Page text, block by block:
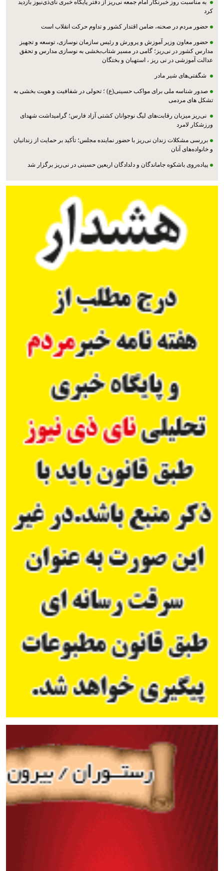
به مناسبت روز خبرنگار امام جمعه نی‌ریز از دفتر پایگاه خبری نای‌ذی‌نیوز بازدید
کرد
حضور مردم در صحنه، ضامن اقتدار کشور و تداوم حرکت انقلاب است
حضور معاون وزیر آموزش و پرورش و رئیس سازمان نوسازی، توسعه و تجهیز
مدارس کشور در نی‌ریز؛ گامی در مسیر شتاب‌بخشی به نوسازی مدارس و تحقق
عدالت آموزشی در نی ریز ، استهبان و بختگان
شگفتی‌های شیر مادر
صدور شناسه ملی برای مواکب حسینی(ع) ؛ تحولی در شفافیت و هویت بخشی به
تشکل های مردمی
نی‌ریز میزبان رقابت‌های لیگ نوجوانان کشتی آزاد فارس؛ گرامیداشت شهدای
ورزشکار لامرد
بررسی مشکلات زندان نی‌ریز با حضور نماینده مجلس؛ تأکید بر حمایت از زندانیان
و خانواده‌های آنان
پیاده‌روی باشکوه جاماندگان و دلدادگان اربعین حسینی در نی‌ریز برگزار شد